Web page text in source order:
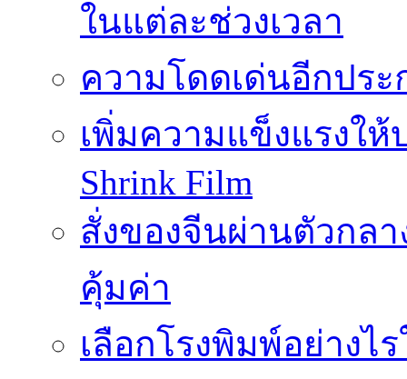
ในแต่ละช่วงเวลา
ความโดดเด่นอีกประ
เพิ่มความแข็งแรงให้
Shrink Film
สั่งของจีนผ่านตัวกลา
คุ้มค่า
เลือกโรงพิมพ์อย่าง